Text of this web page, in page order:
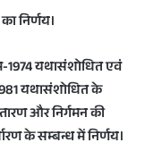
निर्णय।
1974 यथासंशोधित एवं
यथासंशोधित के
और निर्गमन की
के सम्बन्ध में निर्णय।